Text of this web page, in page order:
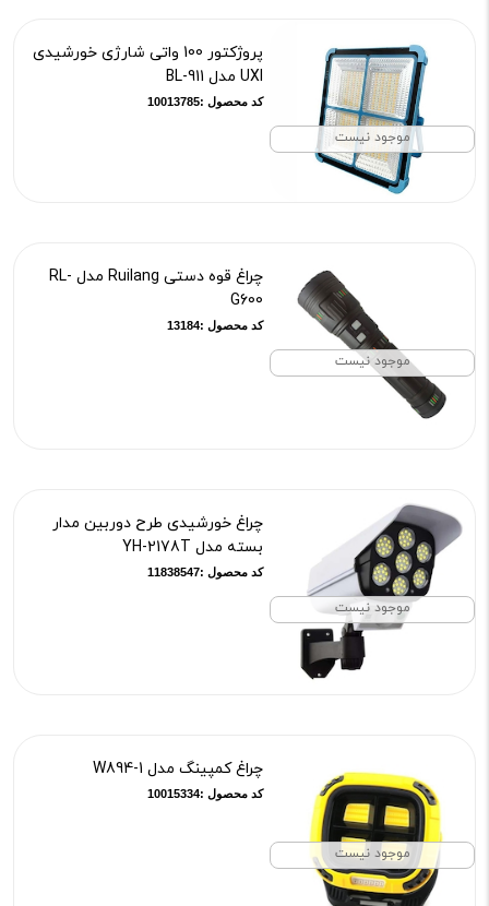
موجود نیست
پروژکتور 100 واتی شارژی خورشیدی
UXI مدل BL-911
کد محصول :10013785
موجود نیست
چراغ قوه دستی Ruilang مدل RL-
G600
کد محصول :13184
موجود نیست
چراغ خورشیدی طرح دوربین مدار
بسته مدل YH-2178T
کد محصول :11838547
موجود نیست
چراغ کمپینگ مدل W894-1
کد محصول :10015334